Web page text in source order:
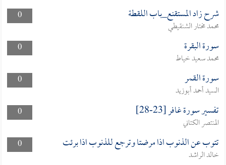
0 شرح زاد المستقنع_باب اللقطة
محمد مختار الشنقيطي
0
سورة البقرة
محمد سعيد خياط
0
سورة القمر
السيد أحمد أبوزيد
0
تفسير سورة غافر [23-28]
المنتصر الكتاني
0
تتوب عن الذنوب اذا مرضتا وترجع للذنوب اذا برئت
خالد الراشد